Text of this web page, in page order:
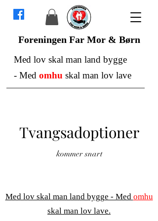
Foreningen Far Mor & Børn
Med lov skal man land bygge
- Med omhu skal man lov lave
Tvangsadoptioner
kommer snart
Med lov skal man land bygge - Med omhu
skal man lov lave.